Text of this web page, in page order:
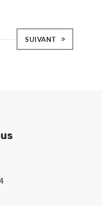
SUIVANT